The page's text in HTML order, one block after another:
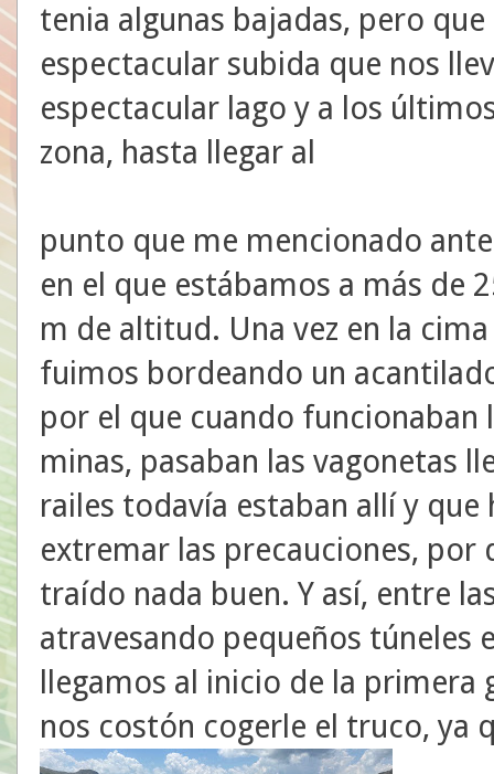
tenia algunas bajadas, pero
espectacular subida que nos
espectacular lago y a los
zona, hasta llegar al
punto que me mencionado
en el que estábamos a más de
m de altitud. Una vez en la cima
fuimos bordeando un
por el que cuando funcionaban
minas, pasaban las vagonetas
railes todavía estaban allí y
extremar las precauciones, por
traído nada buen. Y así, entre
atravesando pequeños túneles
llegamos al inicio de la
nos costón cogerle el truco, ya